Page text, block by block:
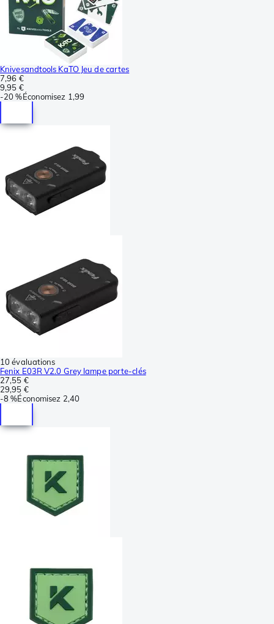
Knivesandtools KaTO Jeu de cartes
7,96 €
9,95 €
-20 %Économisez 1,99
10 évaluations
Fenix E03R V2.0 Grey lampe porte-clés
27,55 €
29,95 €
-8 %Économisez 2,40